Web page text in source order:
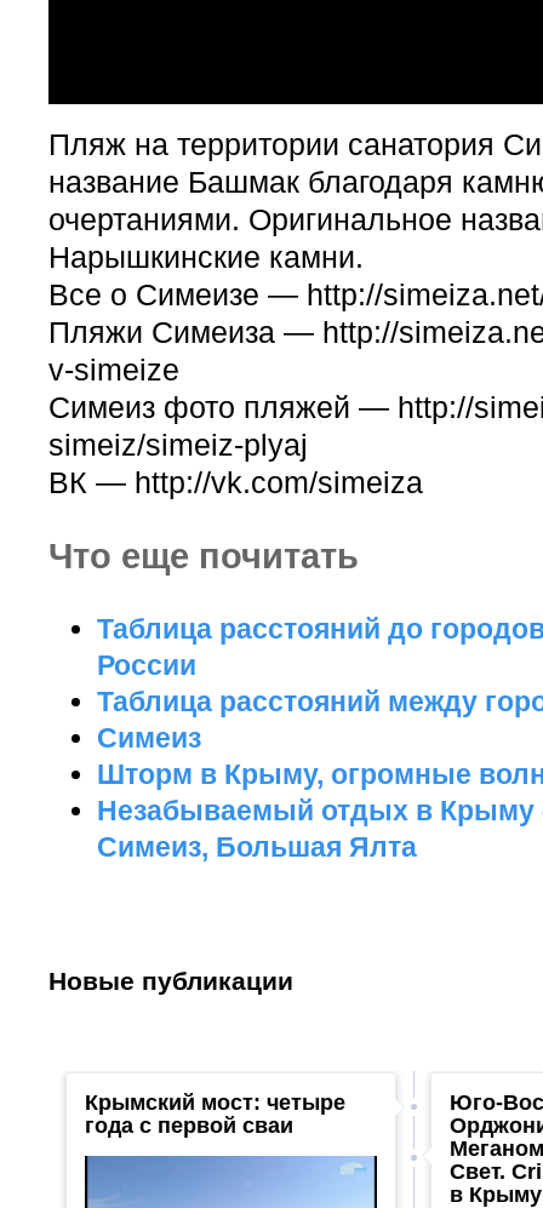
Пляж на территории санатория
название Башмак благодаря
очертаниями. Оригинальное
Нарышкинские камни.
Все о Симеизе — http://
Пляжи Симеиза — http://
v-simeize
Симеиз фото пляжей — http://
simeiz/simeiz-plyaj
ВК — http://vk.com/simeiza
Что еще почитать
Таблица расстояний до
России
Таблица расстояний между
Симеиз
Шторм в Крыму, огромные
Незабываемый отдых в Крыму
Симеиз, Большая Ялта
Новые публикации
Крымский мост: четыре
года с первой сваи
Юго-
Свет.
в Крыму